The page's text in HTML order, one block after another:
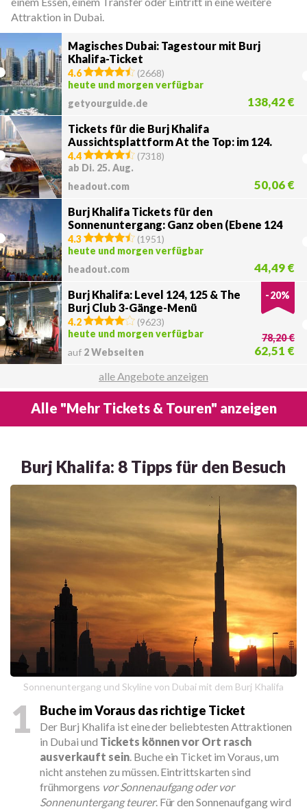
Attraktion in Dubai.
Magisches Dubai: Tagestour mit Burj
Khalifa-Ticket
4.6 (2668)
heute und morgen verfügbar
getyourguide.de
138,42 €
Tickets für die Burj Khalifa
Aussichtsplattform At the Top: im 124.
und 125. Stock mit exklusiven Angeboten
4.4 (7318)
ab Di. 25. Aug.
headout.com
50,06 €
Burj Khalifa Tickets für den
Sonnenuntergang: Ganz oben (Ebene 124
& 125)
4.3 (1951)
heute und morgen verfügbar
headout.com
44,49 €
Burj Khalifa: Level 124, 125 & The
Burj Club 3-Gänge-Menü
-20%
4.2 (9623)
heute und morgen verfügbar
auf 2 Webseiten
78,20 €
62,51 €
alle Angebote anzeigen
Alle "Mehr Tickets & Touren" anzeigen
Burj Khalifa: 8 Tipps für den Besuch
Sonnenuntergang und Skyline von Dubai mit dem Burj Khalifa
1 Buche im Voraus das richtige Ticket
Der Burj Khalifa ist eine der beliebtesten Attraktionen
in Dubai und Tickets können vor Ort rasch
ausverkauft sein. Buche ein Ticket im Voraus, um
nicht anstehen zu müssen. Eintrittskarten sind
frühmorgens vor Sonnenaufgang oder vor
Sonnenuntergang teurer. Für den Sonnenaufgang wird